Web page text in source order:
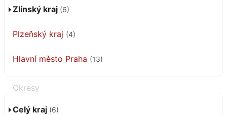
Zlínský kraj (6)
Plzeňský kraj (4)
Hlavní město Praha (13)
Celý kraj (6)